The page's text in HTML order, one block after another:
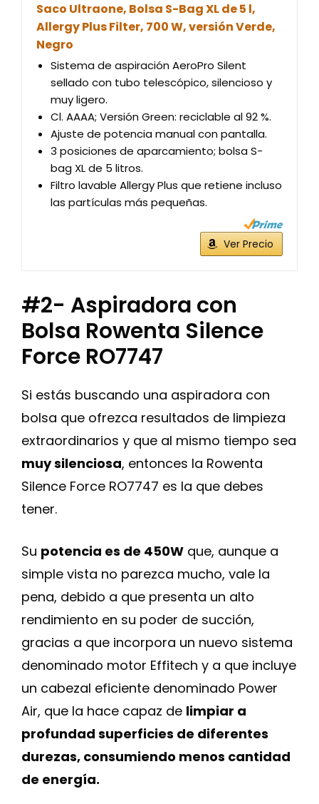
Saco Ultraone, Bolsa S-Bag XL de 5 l,
Allergy Plus Filter, 700 W, versión Verde,
Negro
Sistema de aspiración AeroPro Silent
sellado con tubo telescópico, silencioso y
muy ligero.
Cl. AAAA; Versión Green: reciclable al 92 %.
Ajuste de potencia manual con pantalla.
3 posiciones de aparcamiento; bolsa S-
bag XL de 5 litros.
Filtro lavable Allergy Plus que retiene incluso
las partículas más pequeñas.
Ver Precio
#2- Aspiradora con
Bolsa Rowenta Silence
Force RO7747
Si estás buscando una aspiradora con
bolsa que ofrezca resultados de limpieza
extraordinarios y que al mismo tiempo sea
muy silenciosa, entonces la Rowenta
Silence Force RO7747 es la que debes
tener.
Su potencia es de 450W que, aunque a
simple vista no parezca mucho, vale la
pena, debido a que presenta un alto
rendimiento en su poder de succión,
gracias a que incorpora un nuevo sistema
denominado motor Effitech y a que incluye
un cabezal eficiente denominado Power
Air, que la hace capaz de limpiar a
profundad superficies de diferentes
durezas, consumiendo menos cantidad
de energía.